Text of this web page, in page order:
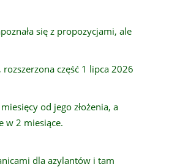
się z propozycjami, ale
część 1 lipca 2026
od jego złożenia, a
w 2 miesiące.
dla azylantów i tam